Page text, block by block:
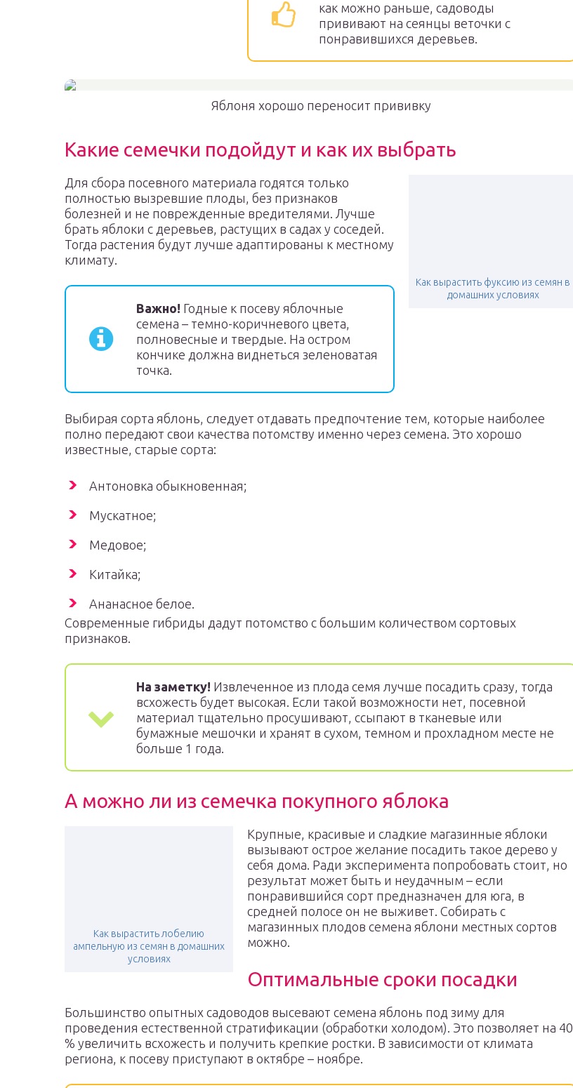
как можно раньше, садоводы
прививают на сеянцы веточки с
понравившихся деревьев.
Яблоня хорошо переносит прививку
Какие семечки подойдут и как их выбрать
Как вырастить фуксию из семян в
домашних условиях
Для сбора посевного материала годятся только
полностью вызревшие плоды, без признаков
болезней и не поврежденные вредителями. Лучше
брать яблоки с деревьев, растущих в садах у соседей.
Тогда растения будут лучше адаптированы к местному
климату.
Важно! Годные к посеву яблочные
семена – темно-коричневого цвета,
полновесные и твердые. На остром
кончике должна виднеться зеленоватая
точка.
Выбирая сорта яблонь, следует отдавать предпочтение тем, которые наиболее
полно передают свои качества потомству именно через семена. Это хорошо
известные, старые сорта:
Антоновка обыкновенная;
Мускатное;
Медовое;
Китайка;
Ананасное белое.
Современные гибриды дадут потомство с большим количеством сортовых
признаков.
На заметку! Извлеченное из плода семя лучше посадить сразу, тогда
всхожесть будет высокая. Если такой возможности нет, посевной
материал тщательно просушивают, ссыпают в тканевые или
бумажные мешочки и хранят в сухом, темном и прохладном месте не
больше 1 года.
А можно ли из семечка покупного яблока
Как вырастить лобелию
ампельную из семян в домашних
условиях
Крупные, красивые и сладкие магазинные яблоки
вызывают острое желание посадить такое дерево у
себя дома. Ради эксперимента попробовать стоит, но
результат может быть и неудачным – если
понравившийся сорт предназначен для юга, в
средней полосе он не выживет. Собирать с
магазинных плодов семена яблони местных сортов
можно.
Оптимальные сроки посадки
Большинство опытных садоводов высевают семена яблонь под зиму для
проведения естественной стратификации (обработки холодом). Это позволяет на 40
% увеличить всхожесть и получить крепкие ростки. В зависимости от климата
региона, к посеву приступают в октябре – ноябре.